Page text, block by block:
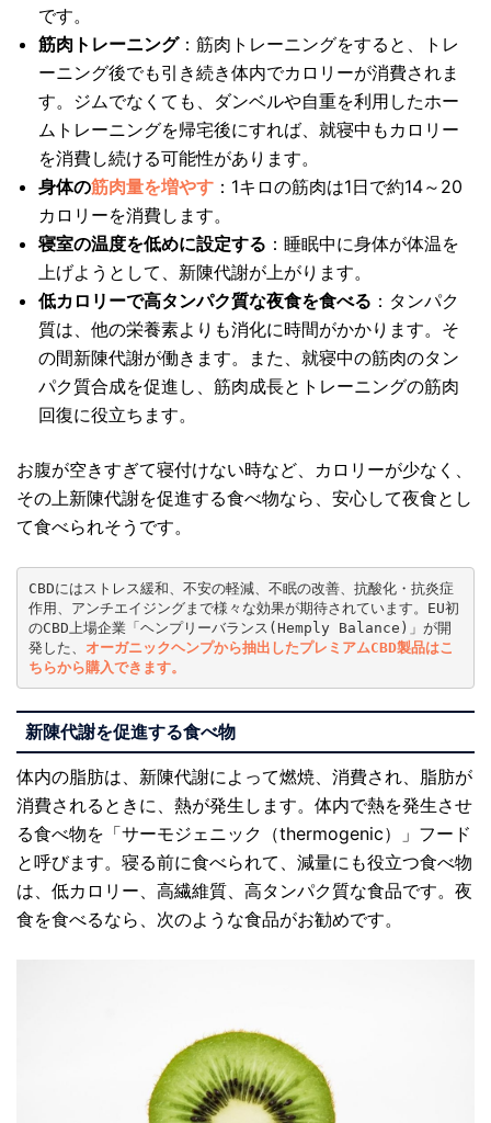
です。
筋肉トレーニング：筋肉トレーニングをすると、トレ
ーニング後でも引き続き体内でカロリーが消費されま
す。ジムでなくても、ダンベルや自重を利用したホー
ムトレーニングを帰宅後にすれば、就寝中もカロリー
を消費し続ける可能性があります。
身体の筋肉量を増やす ：1キロの筋肉は1日で約14～20
カロリーを消費します。
寝室の温度を低めに設定する ：睡眠中に身体が体温を
上げようとして、新陳代謝が上がります。
低カロリーで高タンパク質な夜食を食べる ：タンパク
質は、他の栄養素よりも消化に時間がかかります。そ
の間新陳代謝が働きます。また、就寝中の筋肉のタン
パク質合成を促進し、筋肉成長とトレーニングの筋肉
回復に役立ちます。
お腹が空きすぎて寝付けない時など、カロリーが少なく、
その上新陳代謝を促進する食べ物なら、安心して夜食とし
て食べられそうです。
CBDにはストレス緩和、不安の軽減、不眠の改善、抗酸化・抗炎症
作用、アンチエイジングまで様々な効果が期待されています。EU初
のCBD上場企業「ヘンプリーバランス(Hemply Balance)」が開
発した、 オーガニックヘンプから抽出したプレミアムCBD製品はこ
ちらから購入できます。
新陳代謝を促進する食べ物
体内の脂肪は、新陳代謝によって燃焼、消費され、脂肪が
消費されるときに、熱が発生します。体内で熱を発生させ
る食べ物を「サーモジェニック（thermogenic）」フード
と呼びます。寝る前に食べられて、減量にも役立つ食べ物
は、低カロリー、高繊維質、高タンパク質な食品です。夜
食を食べるなら、次のような食品がお勧めです。